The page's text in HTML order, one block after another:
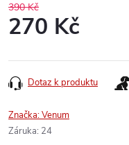
390 Kč
270 Kč
cena:
Dotaz k produktu
Značka:Venum
Záruka: 24